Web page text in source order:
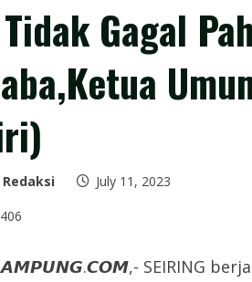
Gagal
July 11, 2023
406
SEIRING